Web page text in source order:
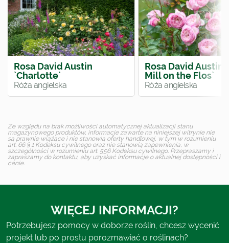
Rosa David Austin
`Charlotte`
Róża angielska
Rosa David Austin
Mill on the Flos`
Róża angielska
Ze względu na brak możliwości automatycznej aktualizacji stanu
magazynowego produktów, informacje zawarte na niniejszej witrynie nie
są prawnie wiążące i nie stanowią oferty handlowej, w tym w rozumieniu
art. 66 § 1 Kodeksu cywilnego oraz nie stanowią zapewnienia, w
szczególności w rozumieniu art. 556 Kodeksu cywilnego. Przepraszamy i
zapraszamy do kontaktu, aby uzyskać informacje o aktualnej dostępności i
cenie.
WIĘCEJ INFORMACJI?
Potrzebujesz pomocy w doborze roślin, chcesz wycenić
projekt lub po prostu porozmawiać o roślinach?